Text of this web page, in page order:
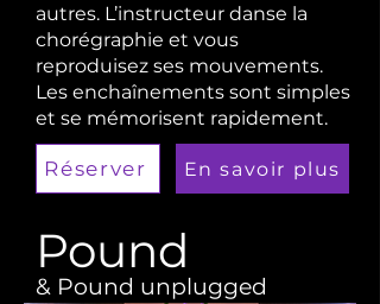
autres. L’instructeur danse la
chorégraphie et vous
reproduisez ses mouvements.
Les enchaînements sont simples
et se mémorisent rapidement.
Réserver En savoir plus
Pound
& Pound unplugged